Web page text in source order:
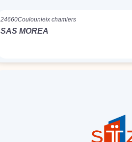
24660Coulounieix chamiers
SAS MOREA